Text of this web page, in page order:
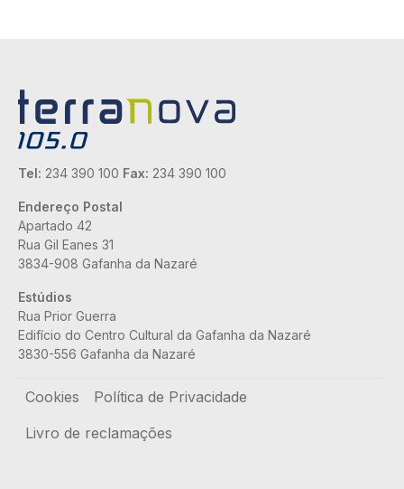
Tel: 234 390 100 Fax: 234 390 100
Endereço Postal
Apartado 42
Rua Gil Eanes 31
3834-908 Gafanha da Nazaré
Estúdios
Rua Prior Guerra
Edifício do Centro Cultural da Gafanha da Nazaré
3830-556 Gafanha da Nazaré
Rodapé
Cookies
Política de Privacidade
Livro de reclamações